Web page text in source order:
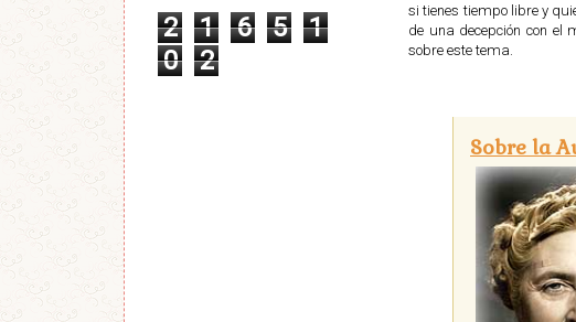
si tienes tiempo libre y
de una decepción con
sobre este tema.
Sobre la
2 1 6 5
1
0
2